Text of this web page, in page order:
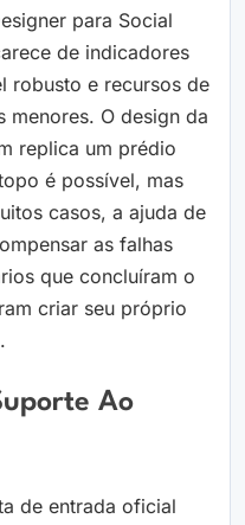
para Social
de indicadores
robusto e recursos de
menores. O design da
replica um prédio
é possível, mas
casos, a ajuda de
as falhas
que concluíram o
criar seu próprio
Ao
de entrada oficial